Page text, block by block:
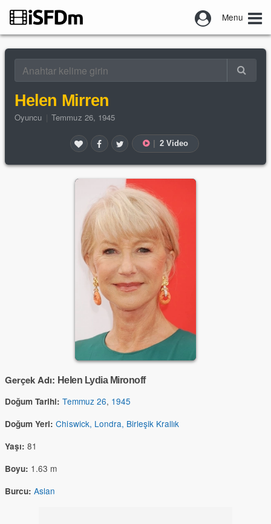
Menu
Helen Mirren
Oyuncu Temmuz 26, 1945
2 Video
Gerçek Adı: Helen Lydia Mironoff
Doğum Tarihi: Temmuz 26, 1945
Doğum Yeri: Chiswick, Londra, Birleşik Krallık
Yaşı: 81
Boyu: 1.63 m
Burcu: Aslan